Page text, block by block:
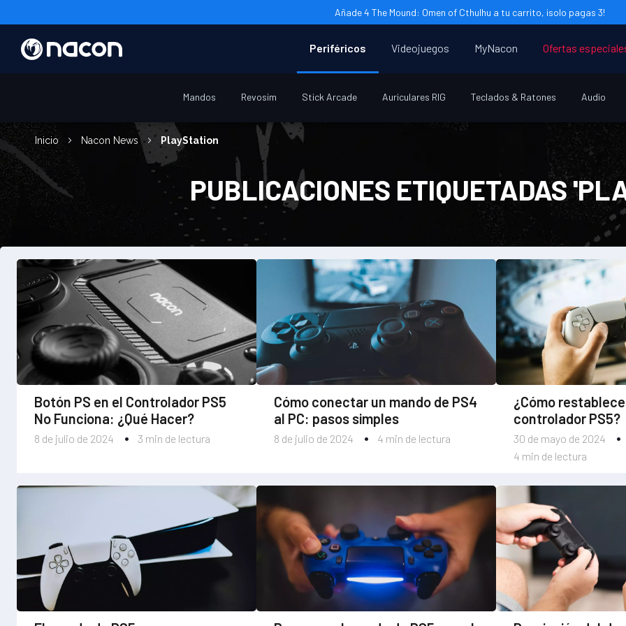
Añade 4 The Mound: Omen of Cthulhu a tu carrito, ¡solo pagas 3!
Periféricos
Mandos Revosim Stick Arcade Auriculares RIG Teclados & Ratones Audio
Videojuegos MyNacon Ofertas
Inicio Nacon News PlayStation
PUBLICACIONES ETIQUETADAS
8 de julio de 2024 3 min de lectura
Botón PS en el Controlador PS5
No Funciona: ¿Qué Hacer?
8 de julio de 2024 4 min de lectura
Cómo conectar un mando de PS4
al PC: pasos simples
30 de mayo de 2024
4 min de lectura
¿Cómo
controlador PS5?